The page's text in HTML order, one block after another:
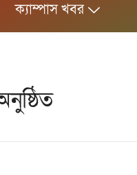
ক্যাম্পাস খবর